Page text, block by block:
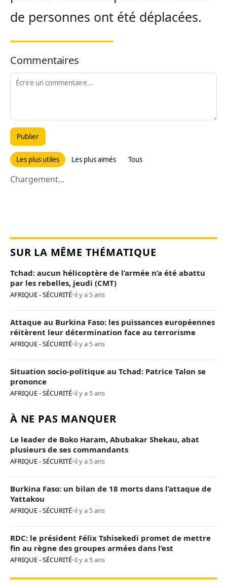
de personnes ont été déplacées.
Commentaires
Publier
Les plus utiles Les plus aimés Tous
Chargement...
SUR LA MÊME THÉMATIQUE
Tchad: aucun hélicoptère de l’armée n’a été abattu
par les rebelles, jeudi (CMT)
AFRIQUE - SÉCURITÉ•il y a 5 ans
Attaque au Burkina Faso: les puissances européennes
réitèrent leur détermination face au terrorisme
AFRIQUE - SÉCURITÉ•il y a 5 ans
Situation socio-politique au Tchad: Patrice Talon se
prononce
AFRIQUE - SÉCURITÉ•il y a 5 ans
À NE PAS MANQUER
Le leader de Boko Haram, Abubakar Shekau, abat
plusieurs de ses commandants
AFRIQUE - SÉCURITÉ•il y a 5 ans
Burkina Faso: un bilan de 18 morts dans l’attaque de
Yattakou
AFRIQUE - SÉCURITÉ•il y a 5 ans
RDC: le président Félix Tshisekedi promet de mettre
fin au règne des groupes armées dans l’est
AFRIQUE - SÉCURITÉ•il y a 5 ans